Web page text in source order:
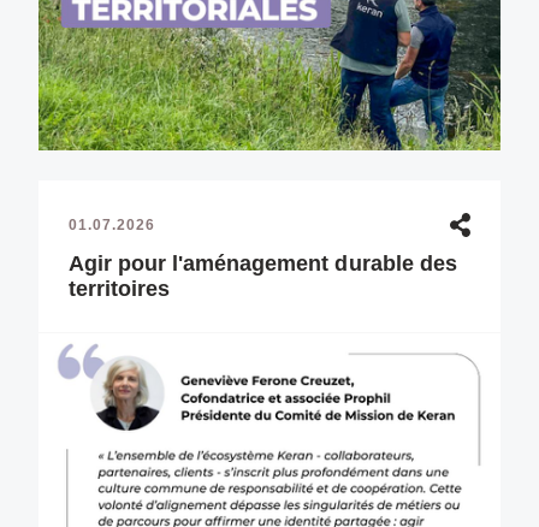
01.07.2026
Agir pour l'aménagement durable des
territoires